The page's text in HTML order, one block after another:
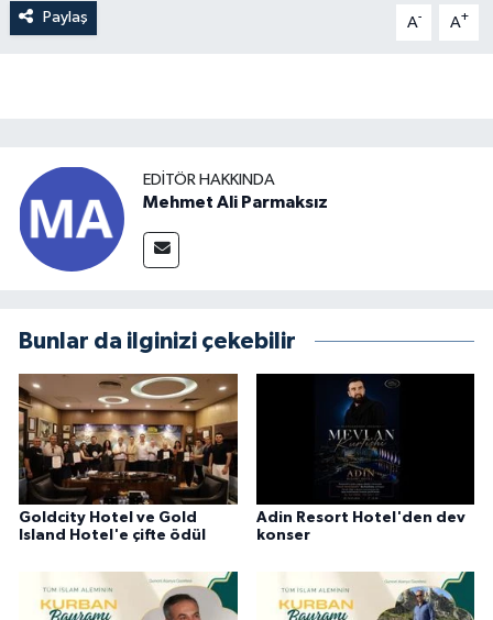
Paylaş A- A+
EDITÖR HAKKINDA
Mehmet Ali Parmaksız
Bunlar da ilginizi çekebilir
Goldcity Hotel ve Gold
Island Hotel'e çifte ödül
Adin Resort Hotel'den dev
konser